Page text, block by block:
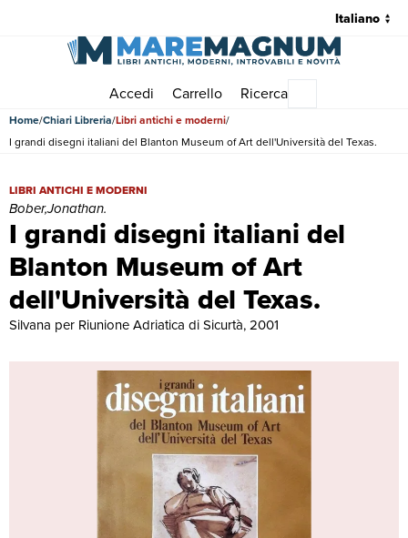
Accedi Carrello Ricerca
Home Chiari Libreria Libri antichi e moderni
I grandi disegni italiani del Blanton Museum of Art dell'Università del Texas.
I grandi disegni italiani del
Blanton Museum of Art
dell'Università del Texas.
I grandi disegni italiani del Blanton Museum of Art dell'Università
LIBRI ANTICHI E MODERNI
Bober,Jonathan.
Silvana per Riunione Adriatica di Sicurtà, 2001